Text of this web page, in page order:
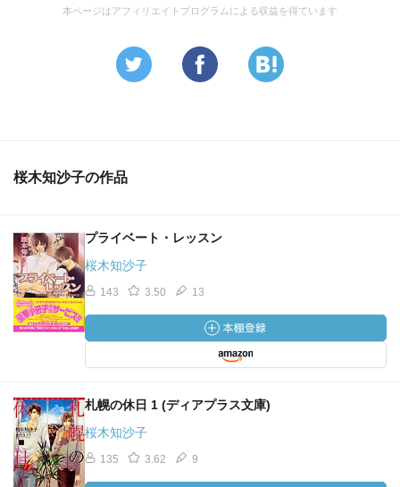
本ページはアフィリエイトプログラムによる収益を得ています
桜木知沙子の作品
プライベート・レッスン
桜木知沙子
143 3.50 13
札幌の休日 1 (ディアプラス文庫)
桜木知沙子
135 3.62 9